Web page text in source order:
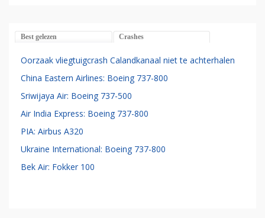
Best gelezen Crashes
Oorzaak vliegtuigcrash Calandkanaal niet te achterhalen
China Eastern Airlines: Boeing 737-800
Sriwijaya Air: Boeing 737-500
Air India Express: Boeing 737-800
PIA: Airbus A320
Ukraine International: Boeing 737-800
Bek Air: Fokker 100